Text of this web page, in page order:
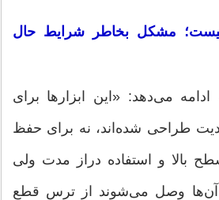
مشکل بخاطر شرایط حال
می‌دهد: «این ابزارها برای
طراحی شده‌اند، نه برای حفظ
بالا و استفاده دراز مدت ولی
آن‌ها وصل می‌شوند از ترس قطع